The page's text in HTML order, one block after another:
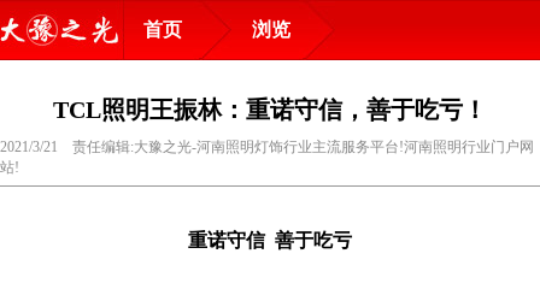
首页 浏览
TCL照明王振林：重诺守信，善于吃亏！
2021/3/21 责任编辑:大豫之光-河南照明灯饰行业主流服务平台!河南照明行业门户网
站!
重诺守信 善于吃亏